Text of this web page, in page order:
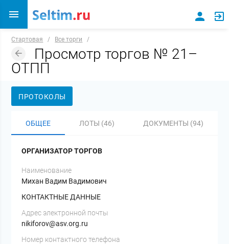
Стартовая / Все торги /
Просмотр торгов № 21–
ОТПП
ПРОТОКОЛЫ
ОБЩЕЕ ЛОТЫ (46) ДОКУМЕНТЫ (94)
ОРГАНИЗАТОР ТОРГОВ
Наименование
Михан Вадим Вадимович
КОНТАКТНЫЕ ДАННЫЕ
Адрес электронной почты
nikiforov@asv.org.ru
Номер контактного телефона